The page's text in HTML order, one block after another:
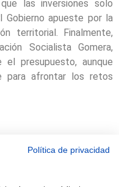
las inversiones solo
Gobierno apueste por la
territorial. Finalmente,
Socialista Gomera,
presupuesto, aunque
para afrontar los retos
ASTRACAN - Web
Política de privacidad